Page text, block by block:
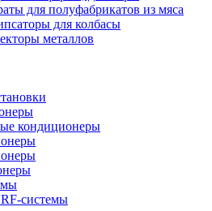
для полуфабрикатов из мяса
для колбасы
металлов
кондиционеры
системы